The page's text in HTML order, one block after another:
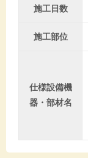
施工日数
施工部位
仕様設備機
器・部材名